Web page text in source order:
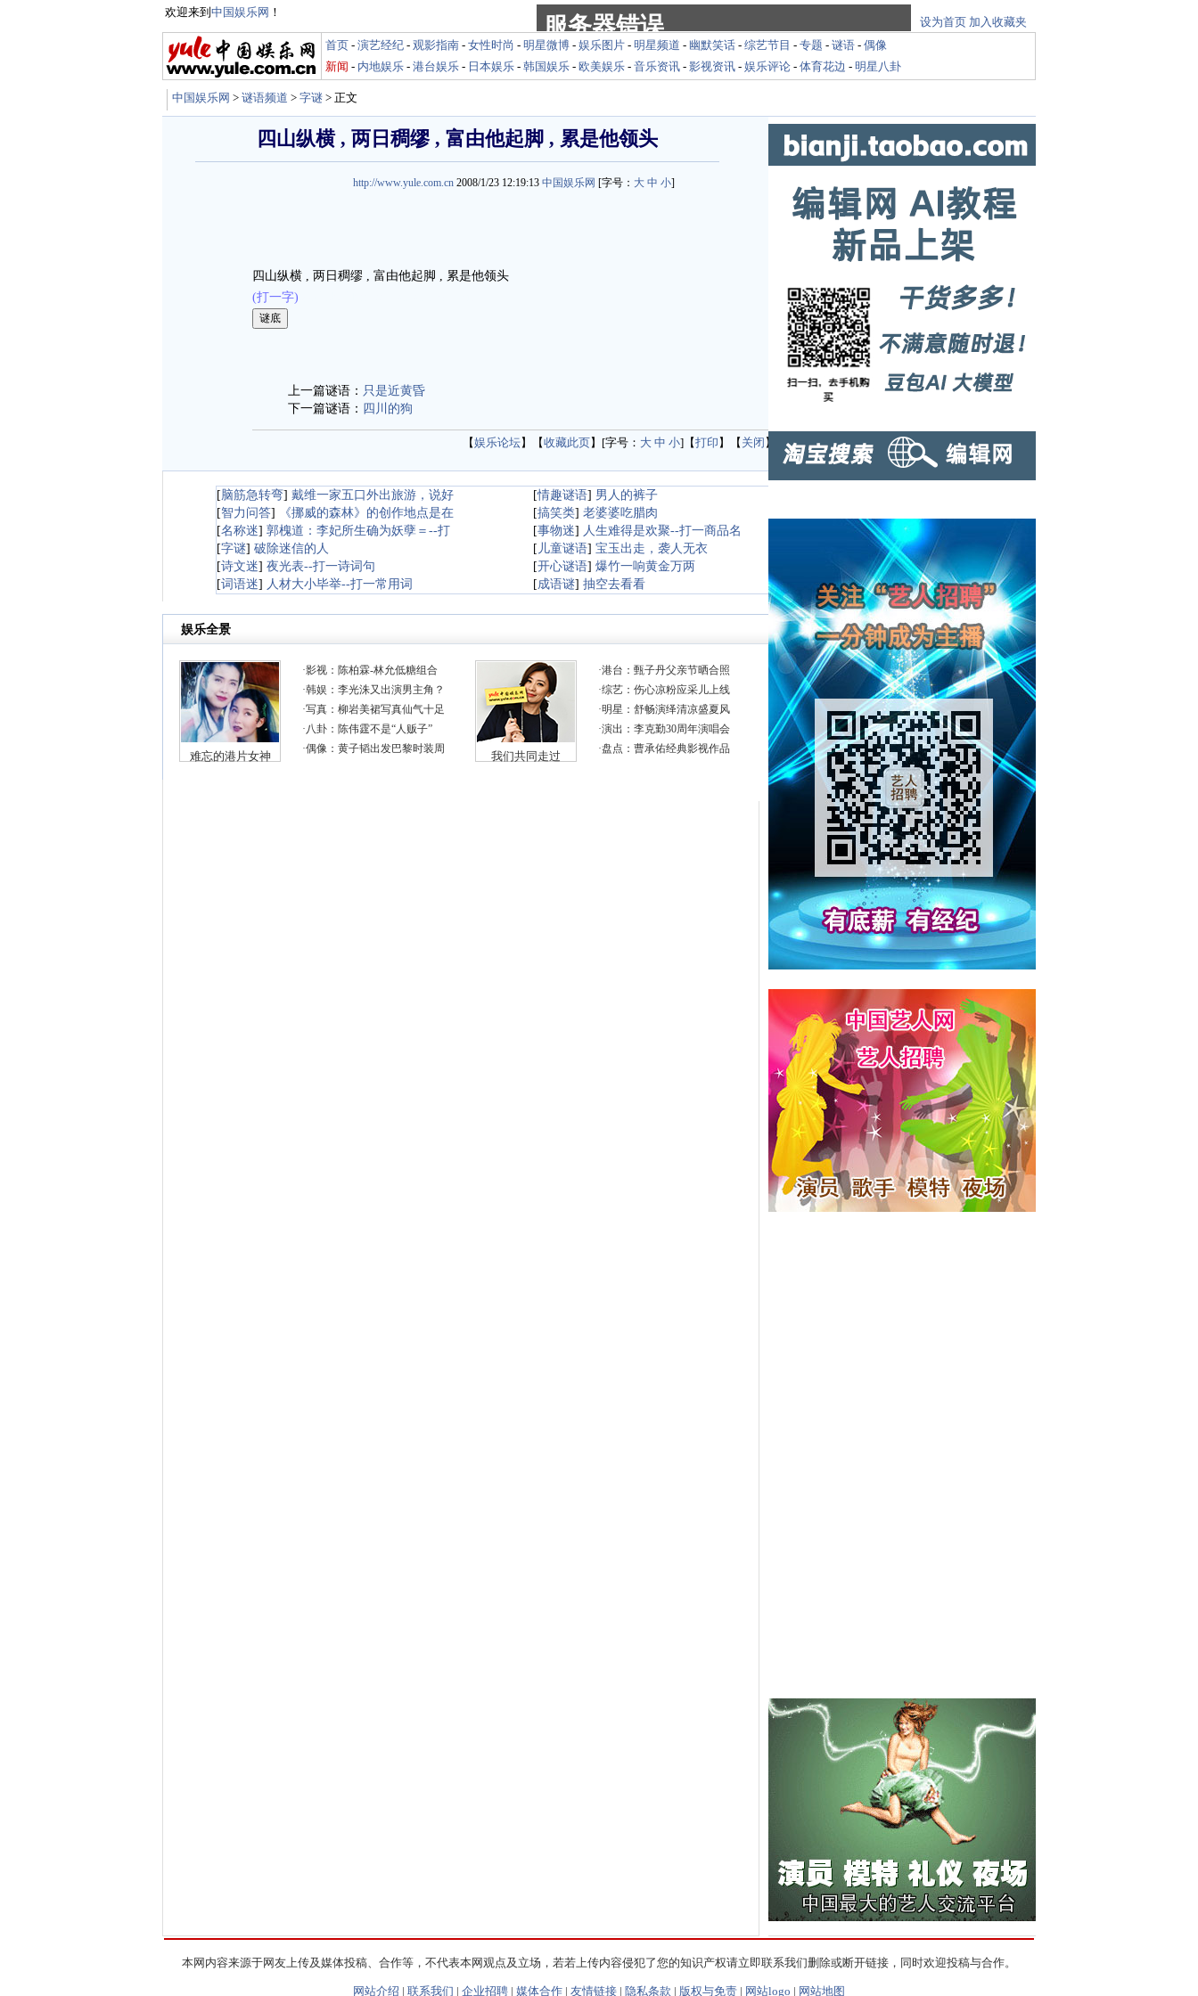
欢迎来到 中国娱乐网 ！
设为首页 加入收藏夹
首页 - 演艺经纪 - 观影指南 - 女性时尚 - 明星微博 - 娱乐图片 - 明星频道 - 幽默笑话 - 综艺节目 - 专题 - 谜语 - 偶像
新闻 - 内地娱乐 - 港台娱乐 - 日本娱乐 - 韩国娱乐 - 欧美娱乐 - 音乐资讯 - 影视资讯 - 娱乐评论 - 体育花边 - 明星八卦
中国娱乐网 > 谜语频道 > 字谜 > 正文
四山纵横 , 两日稠缪 , 富由他起脚 , 累是他领头
http://www.yule.com.cn 2008/1/23 12:19:13 中国娱乐网 [字号： 大 中 小]
四山纵横 , 两日稠缪 , 富由他起脚 , 累是他领头
(打一字)
上一篇谜语： 只是近黄昏
下一篇谜语： 四川的狗
【娱乐论坛】【收藏此页】[字号： 大 中 小]【打印 】【 关闭 】
[脑筋急转弯] 戴维一家五口外出旅游，说好 [情趣谜语] 男人的裤子
[智力问答] 《挪威的森林》的创作地点是在 [搞笑类] 老婆婆吃腊肉
[名称迷] 郭槐道：李妃所生确为妖孽＝--打 [事物迷] 人生难得是欢聚--打一商品名
[字谜] 破除迷信的人 [ 儿童谜语] 宝玉出走，袭人无衣
[诗文迷] 夜光表--打一诗词句 [开心谜语] 爆竹一响黄金万两
[词语迷] 人材大小毕举--打一常用词 [成语谜] 抽空去看看
本网内容来源于网友上传及媒体投稿、合作等，不代表本网观点及立场，若若上传内容侵犯了您的知识产权请立即联系我们删除或断开链接，同时欢迎投稿与合作。
网站介绍 | 联系我们 | 企业招聘 | 媒体合作 | 友情链接 | 隐私条款 | 版权与免责 | 网站logo | 网站地图